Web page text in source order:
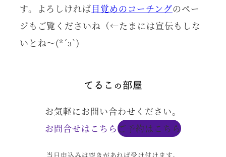
す。よろしければ目覚めのコーチングのペー
ジもご覧くださいね（←たまには宣伝もしな
いとね～(*´з`)
お気軽にお問い合わせください。
お問合せはこちらご予約はこちら
当日申込みは空きがあれば受け付けます。